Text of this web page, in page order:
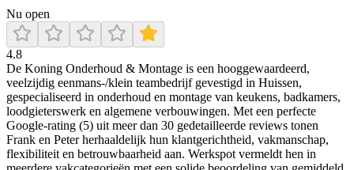
Nu open
4.8
De Koning Onderhoud & Montage is een hooggewaardeerd,
veelzijdig eenmans-/klein teambedrijf gevestigd in Huissen,
gespecialiseerd in onderhoud en montage van keukens, badkamers,
loodgieterswerk en algemene verbouwingen. Met een perfecte
Google-rating (5) uit meer dan 30 gedetailleerde reviews tonen
Frank en Peter herhaaldelijk hun klantgerichtheid, vakmanschap,
flexibiliteit en betrouwbaarheid aan. Werkspot vermeldt hen in